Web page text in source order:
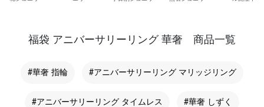
福袋 アニバーサリーリング 華奢 商品一覧
#華奢 指輪 #アニバーサリーリング マリッジリング
#アニバーサリーリング タイムレス #華奢 しずく